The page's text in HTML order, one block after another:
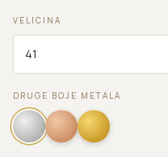
VELICINA
DRUGE BOJE METALA